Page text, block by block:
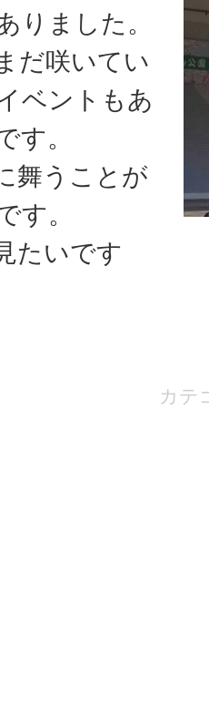
りました。
だ咲いてい
ベントもあ
す。
舞うことが
す。
たいです
カテ